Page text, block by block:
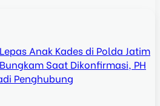
Anak Kades di Polda Jatim
Saat Dikonfirmasi, PH
Penghubung